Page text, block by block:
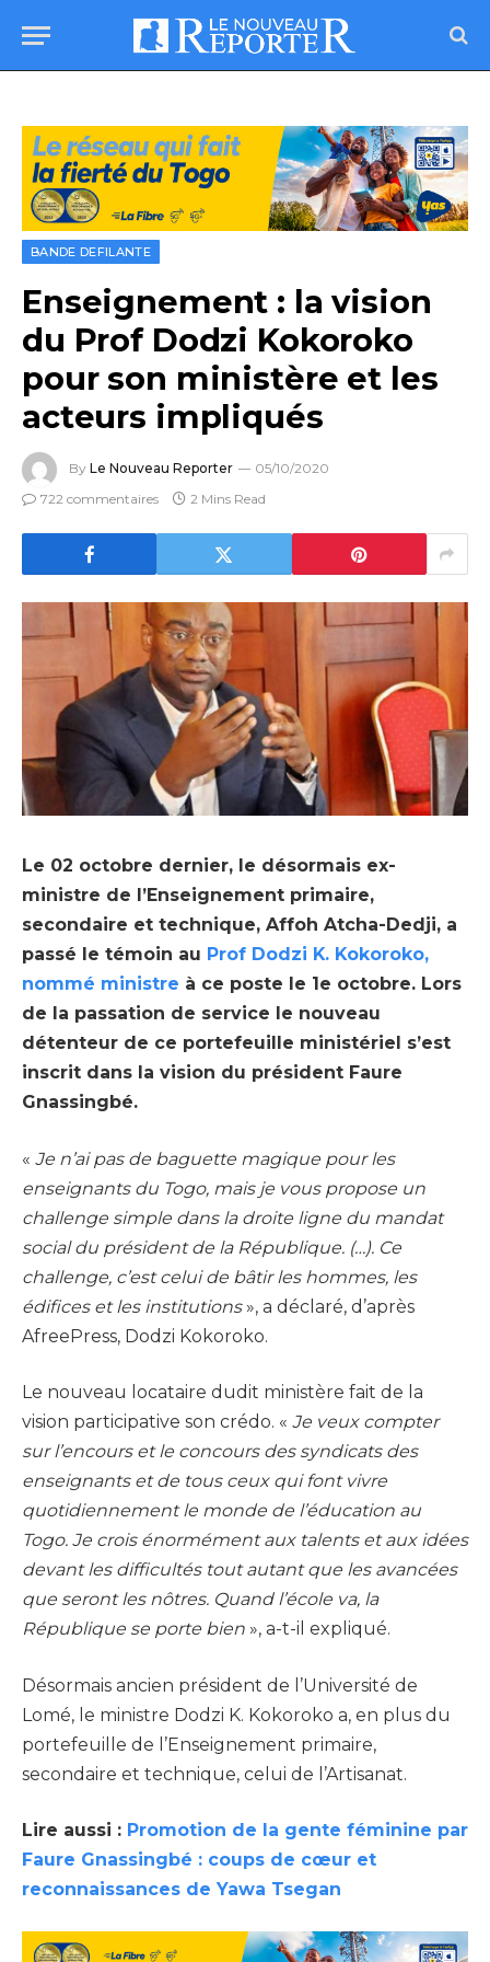
BANDE DEFILANTE
Enseignement : la vision
du Prof Dodzi Kokoroko
pour son ministère et les
acteurs impliqués
By Le Nouveau Reporter
05/10/2020
722 commentaires
2 Mins Read
Le 02 octobre dernier, le désormais ex-
ministre de l’Enseignement primaire,
secondaire et technique, Affoh Atcha-Dedji, a
passé le témoin au Prof Dodzi K. Kokoroko,
nommé ministre à ce poste le 1e octobre. Lors
de la passation de service le nouveau
détenteur de ce portefeuille ministériel s’est
inscrit dans la vision du président Faure
Gnassingbé.
« Je n’ai pas de baguette magique pour les
enseignants du Togo, mais je vous propose un
challenge simple dans la droite ligne du mandat
social du président de la République. (…). Ce
challenge, c’est celui de bâtir les hommes, les
édifices et les institutions», a déclaré, d’après
AfreePress, Dodzi Kokoroko.
Le nouveau locataire dudit ministère fait de la
vision participative son crédo. « Je veux compter
sur l’encours et le concours des syndicats des
enseignants et de tous ceux qui font vivre
quotidiennement le monde de l’éducation au
Togo. Je crois énormément aux talents et aux idées
devant les difficultés tout autant que les avancées
que seront les nôtres. Quand l’école va, la
République se porte bien », a-t-il expliqué.
Désormais ancien président de l’Université de
Lomé, le ministre Dodzi K. Kokoroko a, en plus du
portefeuille de l’Enseignement primaire,
secondaire et technique, celui de l’Artisanat.
Lire aussi : Promotion de la gente féminine par
Faure Gnassingbé : coups de cœur et
reconnaissances de Yawa Tsegan